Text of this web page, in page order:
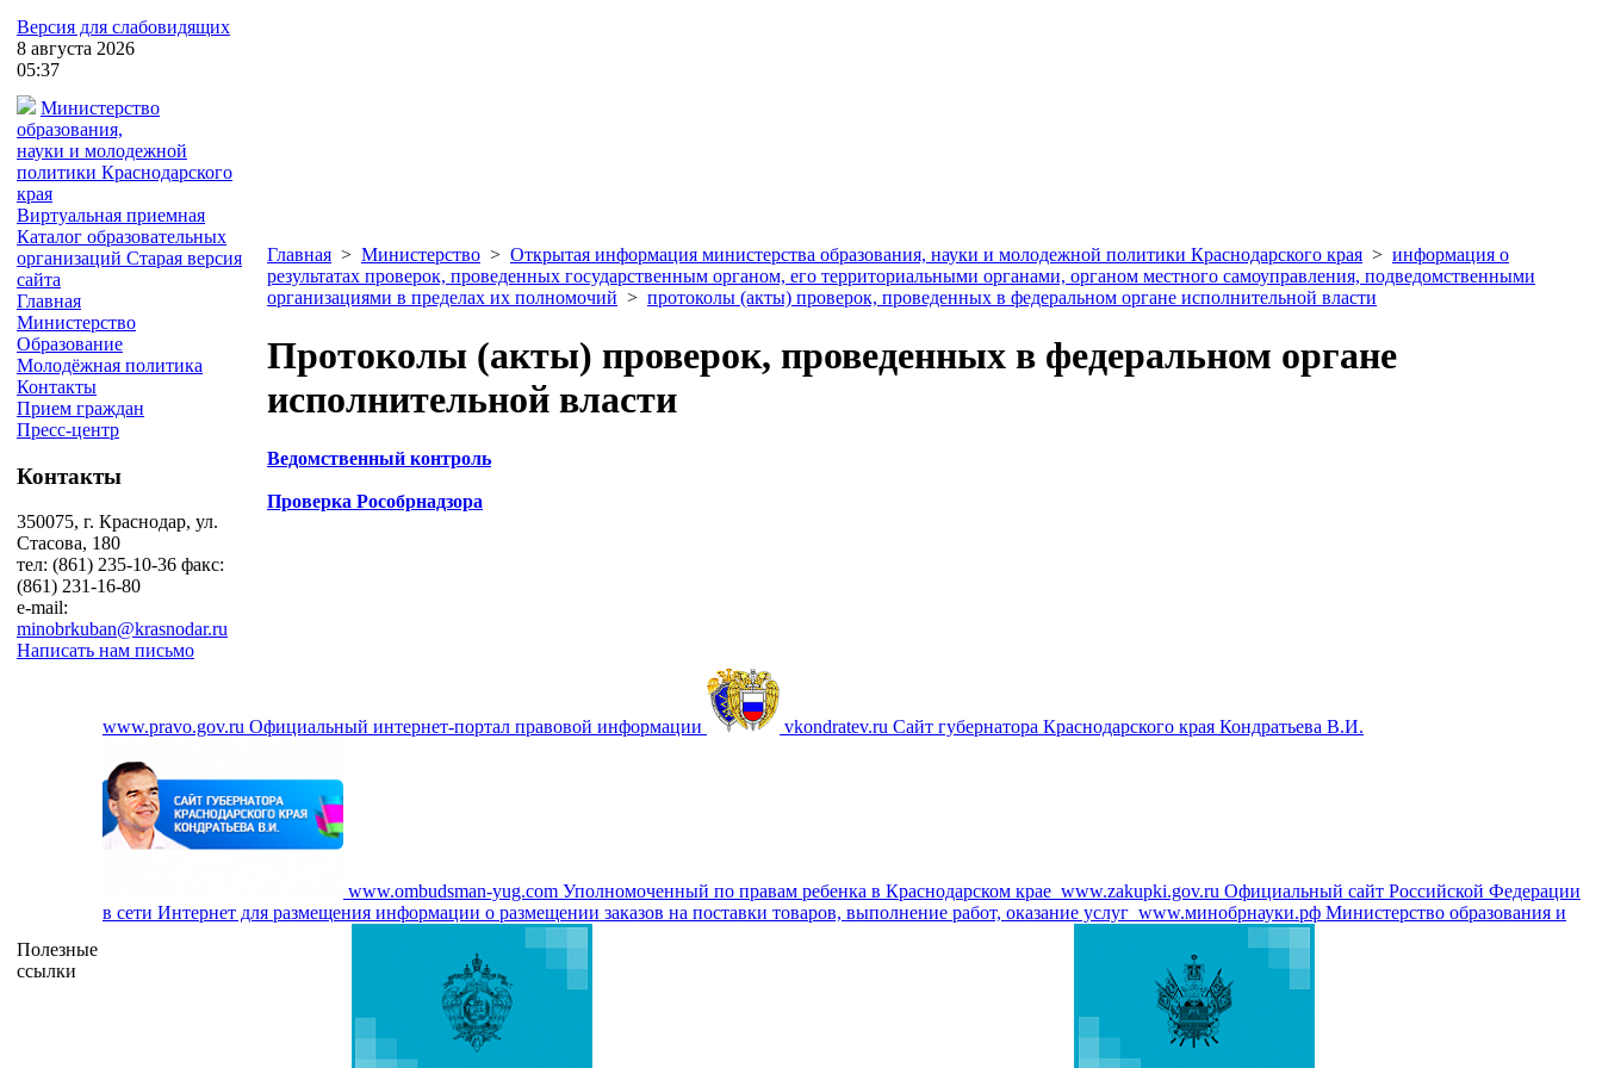
Версия для слабовидящих
8 августа 2026
05:37
Министерство
образования,
науки и молодежной
политики Краснодарского
края
Виртуальная приемная
Каталог образовательных
организаций Старая версия
сайта
Главная
Министерство
Образование
Молодёжная политика
Контакты
Прием граждан
Пресс-центр
Контакты
350075, г. Краснодар, ул.
Стасова, 180
тел: (861) 235-10-36 факс:
(861) 231-16-80
e-mail:
minobrkuban@krasnodar.ru
Написать нам письмо
Главная > Министерство > Открытая информация министерства образования, науки и молодежной политики Краснодарского края > информация о
результатах проверок, проведенных государственным органом, его территориальными органами, органом местного самоуправления, подведомственными
организациями в пределах их полномочий > протоколы (акты) проверок, проведенных в федеральном органе исполнительной власти
Протоколы (акты) проверок, проведенных в федеральном органе
исполнительной власти
Ведомственный контроль
Проверка Рособрнадзора
Полезные
ссылки
www.pravo.gov.ru Официальный интернет-портал правовой информации vkondratev.ru Сайт губернатора Краснодарского края Кондратьева В.И.
www.ombudsman-yug.com Уполномоченный по правам ребенка в Краснодарском крае www.zakupki.gov.ru Официальный сайт Российской Федерации
в сети Интернет для размещения информации о размещении заказов на поставки товаров, выполнение работ, оказание услуг www.минобрнауки.рф Министерство образования и